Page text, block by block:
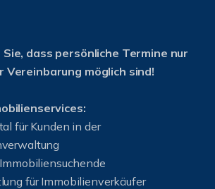
dass persönliche Termine nur
Vereinbarung möglich sind!
für Kunden in der
für Immobilienverkäufer